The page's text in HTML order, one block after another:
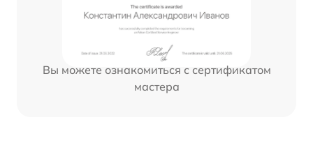
Вы можете ознакомиться с сертификатом
мастера